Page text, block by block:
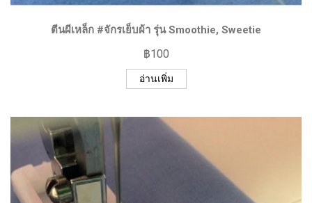
ตีนผีเหล็ก #จักรเย็บผ้า รุ่น Smoothie, Sweetie
฿100
อ่านเพิ่ม